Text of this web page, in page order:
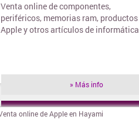
Venta online de componentes,
periféricos, memorias ram, productos
Apple y otros artículos de informática
» Más info
» Visitar tienda